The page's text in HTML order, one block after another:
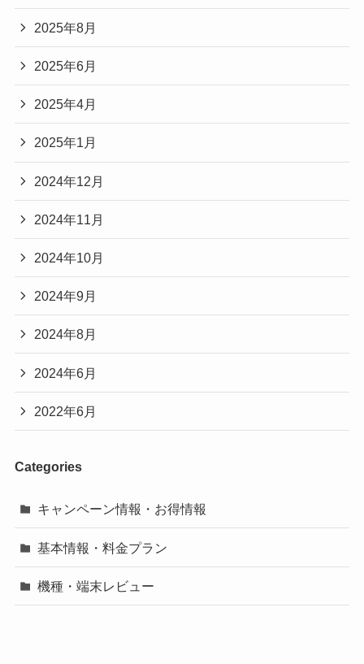
2025年8月
2025年6月
2025年4月
2025年1月
2024年12月
2024年11月
2024年10月
2024年9月
2024年8月
2024年6月
2022年6月
Categories
キャンペーン情報・お得情報
基本情報・料金プラン
機種・端末レビュー